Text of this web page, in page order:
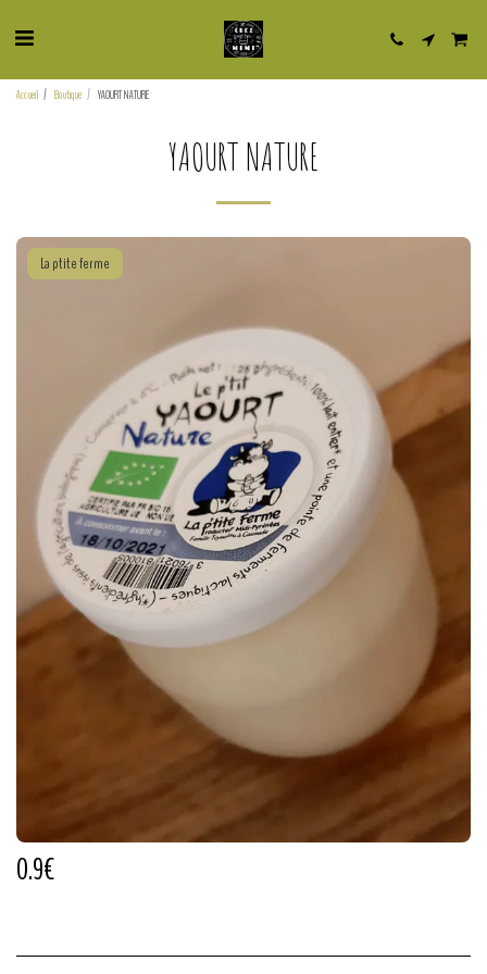
Accueil Boutique YAOURT NATURE
YAOURT NATURE
La ptite ferme
0.9€